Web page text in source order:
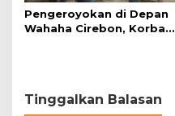
Pengeroyokan di Depan
Wahaha Cirebon, Korban
Tinggalkan Balasan